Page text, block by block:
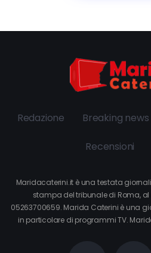
Redazione Breaking news
Recensioni
Maridacaterini.it è una testata
stampa del tribunale di Roma, al
05263700659. Marida Caterini è una
in particolare di programmi TV.